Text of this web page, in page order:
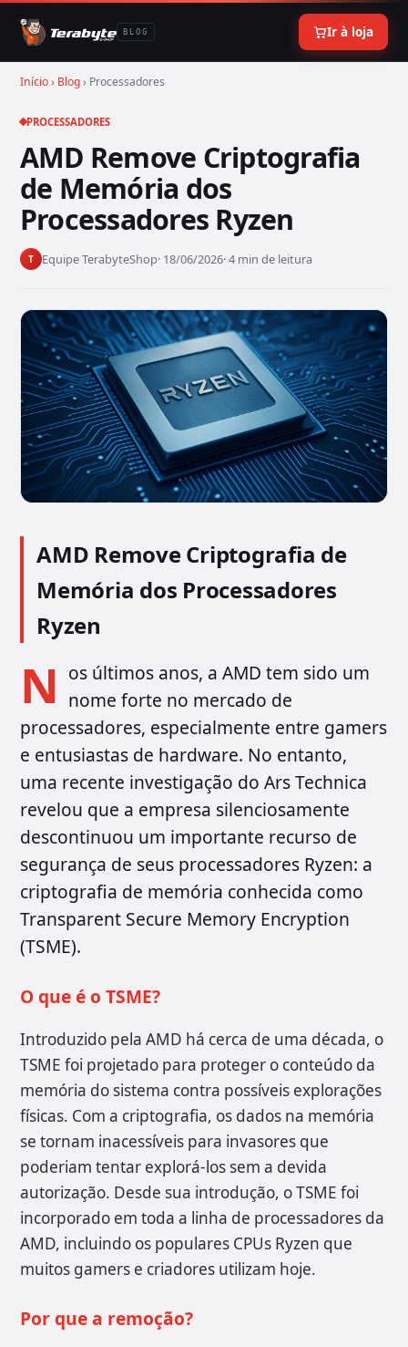
BLOG Ir à loja
Início› Blog› Processadores
PROCESSADORES
AMD Remove Criptografia
de Memória dos
Processadores Ryzen
T Equipe TerabyteShop· 18/06/2026· 4 min de leitura
AMD Remove Criptografia de
Memória dos Processadores
Ryzen
N os últimos anos, a AMD tem sido um
nome forte no mercado de
processadores, especialmente entre gamers
e entusiastas de hardware. No entanto,
uma recente investigação do Ars Technica
revelou que a empresa silenciosamente
descontinuou um importante recurso de
segurança de seus processadores Ryzen: a
criptografia de memória conhecida como
Transparent Secure Memory Encryption
(TSME).
O que é o TSME?
Introduzido pela AMD há cerca de uma década, o
TSME foi projetado para proteger o conteúdo da
memória do sistema contra possíveis explorações
físicas. Com a criptografia, os dados na memória
se tornam inacessíveis para invasores que
poderiam tentar explorá-los sem a devida
autorização. Desde sua introdução, o TSME foi
incorporado em toda a linha de processadores da
AMD, incluindo os populares CPUs Ryzen que
muitos gamers e criadores utilizam hoje.
Por que a remoção?